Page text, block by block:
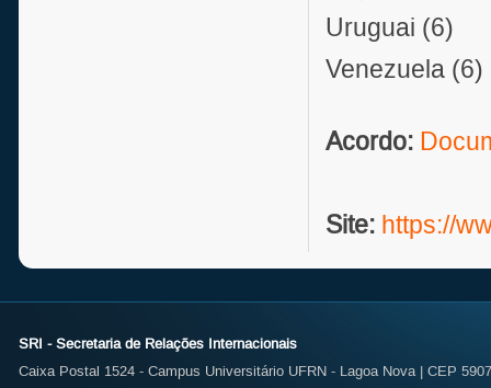
Uruguai (6)
Venezuela (6)
Acordo:
Site: https://
SRI - Secretaria de Relações Internacionais
Caixa Postal 1524 - Campus Universitário UFRN - Lagoa Nova | CEP